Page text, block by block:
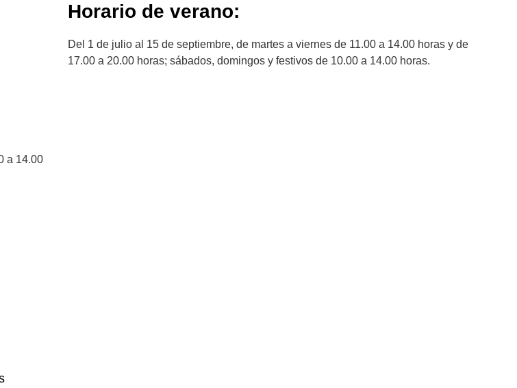
Horario de verano:
Del 1 de julio al 15 de septiembre, de martes a viernes de 11.00 a 14.00 horas y de
17.00 a 20.00 horas; sábados, domingos y festivos de 10.00 a 14.00 horas.
a 14.00